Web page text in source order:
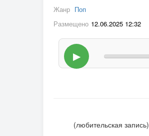
Жанр Поп
Размещено 12.06.2025 12:32
▶
(любительская запись)